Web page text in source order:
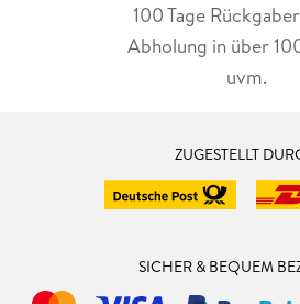
100 Tage
Abholung in über
uvm.
ZUGESTELLT
SICHER & BEQUEM